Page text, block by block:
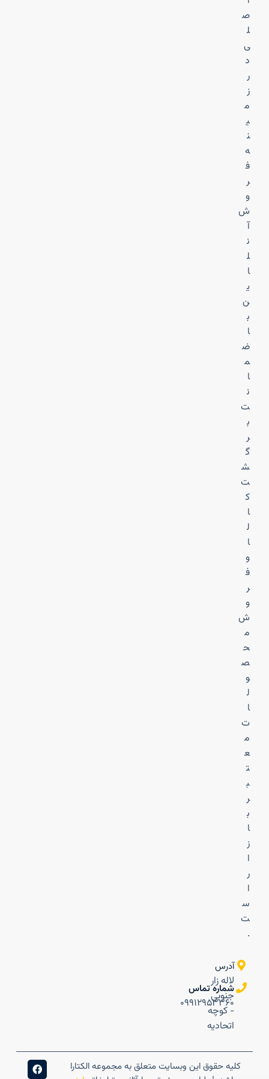
ص
ل
ی
د
ر
ز
م
ی
ن
ه
ف
ر
و
ش
آ
ن
ل
ا
ی
ن
ب
ا
ض
م
ا
ن
ت
ب
ر
گ
ش
ت
ک
ا
ل
ا
و
ف
ر
و
ش
م
ح
ص
و
ل
ا
ت
م
ع
ت
ب
ر
ب
ا
ز
ا
ر
ا
س
ت
.
آدرس
لاله زار
جنوبی
- کوچه
اتحادیه
شماره تماس
۰۹۹۱۲۹۵۳۳۶۰
کلیه حقوق این وبسایت متعلق به مجموعه الکتارا